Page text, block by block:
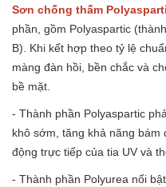
Sơn chống thấm
phần, gồm Polyaspartic
B). Khi kết hợp theo tỷ lệ
màng đàn hồi, bền chắc và
bề mặt.
- Thành phần Polyaspartic
khô sớm, tăng khả năng
động trực tiếp của tia UV và
- Thành phần Polyurea nổi